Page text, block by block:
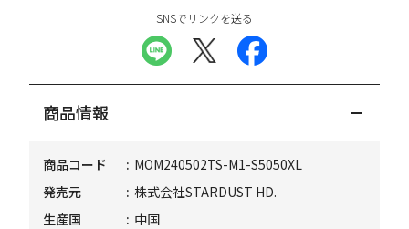
SNSでリンクを送る
商品情報
商品コード
MOM240502TS-M1-S5050XL
発売元
株式会社STARDUST HD.
生産国
中国